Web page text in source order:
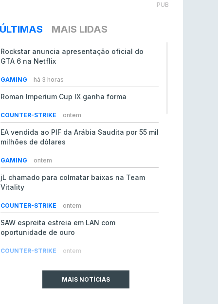
PUB
ÚLTIMAS MAIS LIDAS
Rockstar anuncia apresentação oficial do
GTA 6 na Netflix
GAMING há 3 horas
Roman Imperium Cup IX ganha forma
COUNTER-STRIKE ontem
EA vendida ao PIF da Arábia Saudita por 55 mil
milhões de dólares
GAMING ontem
jL chamado para colmatar baixas na Team
Vitality
COUNTER-STRIKE ontem
SAW espreita estreia em LAN com
oportunidade de ouro
COUNTER-STRIKE ontem
do Counter-Strike 2MAIS NOTÍCIAS